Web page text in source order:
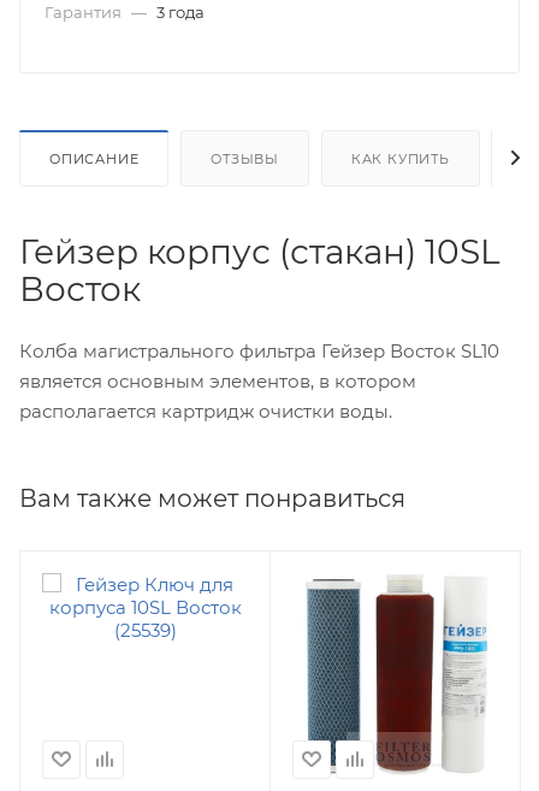
Гарантия — 3 года
ОПИСАНИЕ ОТЗЫВЫ КАК КУПИТЬ
Гейзер корпус (стакан) 10SL
Восток
Колба магистрального фильтра Гейзер Восток SL10
является основным элементов, в котором
располагается картридж очистки воды.
Вам также может понравиться